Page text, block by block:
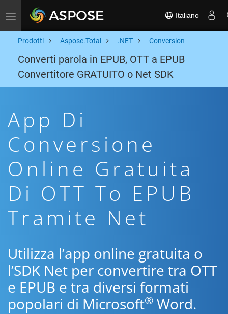
Toggle navigation Italiano
Prodotti Aspose.Total .NET Conversion
Converti parola in EPUB, OTT a EPUB
Convertitore GRATUITO o Net SDK
App Di
Conversione
Online Gratuita
Di OTT To EPUB
Tramite Net
Utilizza l’app online gratuita o
l’SDK Net per convertire tra OTT
e EPUB e tra diversi formati
popolari di Microsoft® Word.